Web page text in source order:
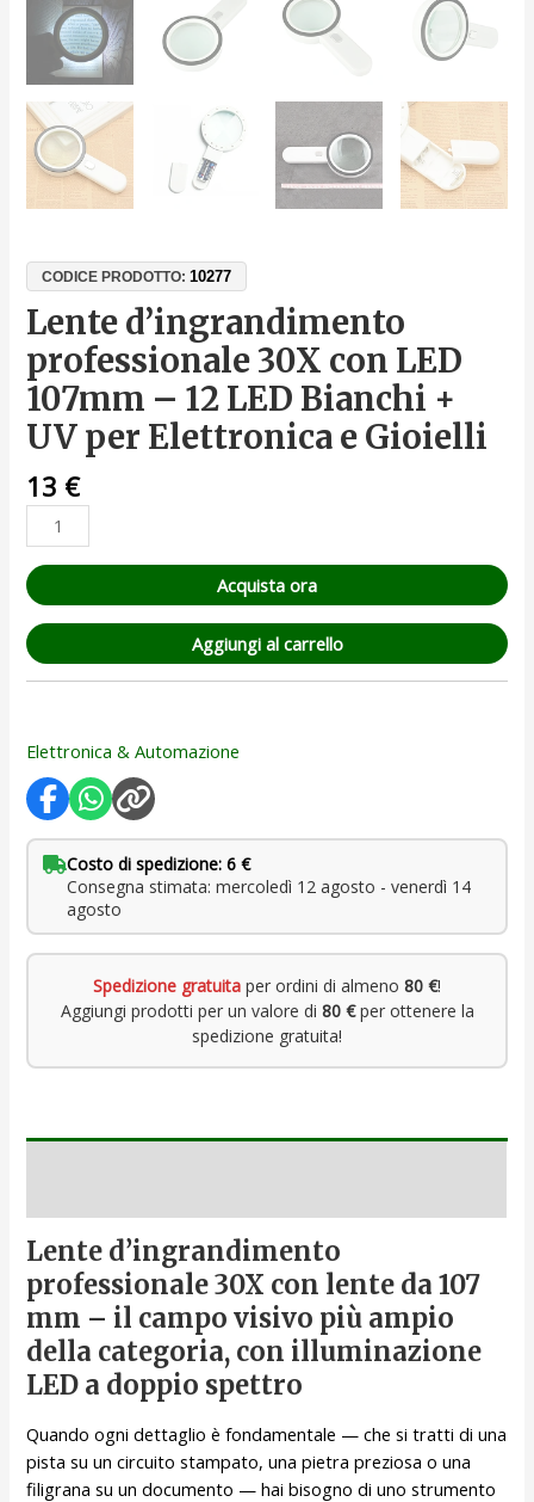
CODICE PRODOTTO:10277
Lente d’ingrandimento
professionale 30X con LED
107mm – 12 LED Bianchi +
UV per Elettronica e Gioielli
13 €
Acquista ora
Aggiungi al carrello
Elettronica & Automazione
Costo di spedizione: 6 €
Consegna stimata: mercoledì 12 agosto - venerdì 14
agosto
Spedizione gratuita per ordini di almeno 80 €!
Aggiungi prodotti per un valore di 80 €per ottenere la
spedizione gratuita!
Lente d’ingrandimento
professionale 30X con lente da 107
mm – il campo visivo più ampio
della categoria, con illuminazione
LED a doppio spettro
Quando ogni dettaglio è fondamentale — che si tratti di una
pista su un circuito stampato, una pietra preziosa o una
filigrana su un documento — hai bisogno di uno strumento